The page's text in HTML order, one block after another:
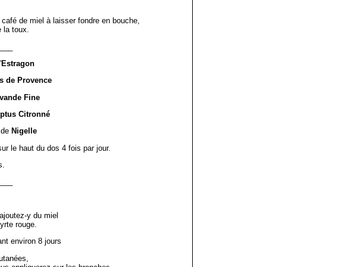
de miel à laisser fondre en bouche,
la toux.
Estragon
de Provence
Fine
Citronné
Nigelle
le haut du dos 4 fois par jour.
y du miel
rouge.
environ 8 jours